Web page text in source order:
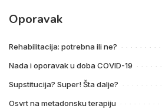
Oporavak
Rehabilitacija: potrebna ili ne?
Nada i oporavak u doba COVID-19
Supstitucija? Super! Šta dalje?
Osvrt na metadonsku terapiju